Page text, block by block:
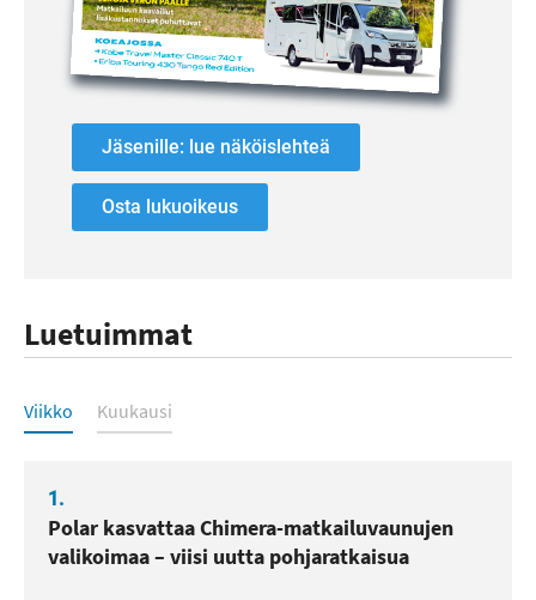
Jäsenille: lue näköislehteä
Osta lukuoikeus
Luetuimmat
Luetuimmat
Viikko Kuukausi
1.
Polar kasvattaa Chimera-matkailuvaunujen
valikoimaa – viisi uutta pohjaratkaisua